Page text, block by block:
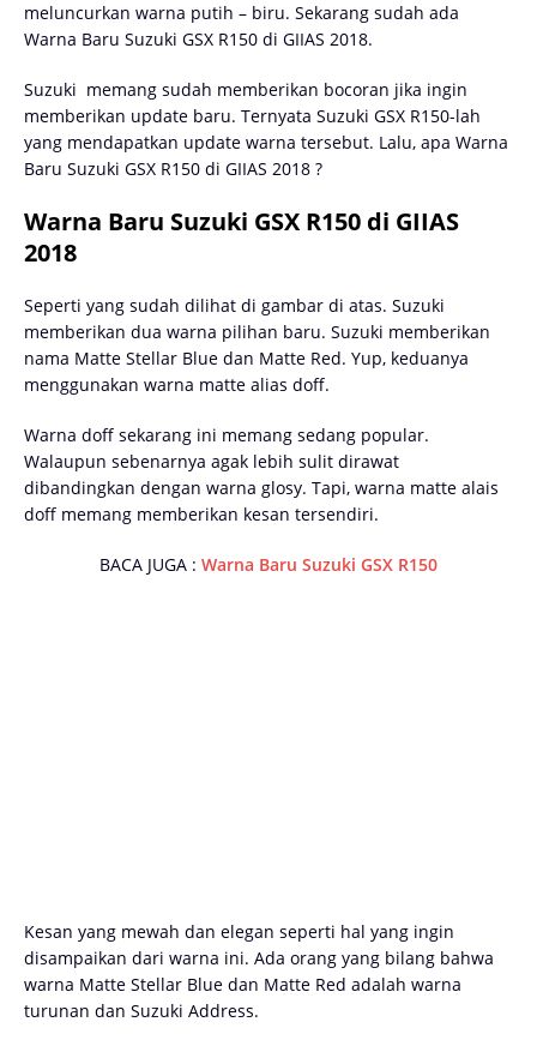
meluncurkan warna putih – biru. Sekarang sudah ada
Warna Baru Suzuki GSX R150 di GIIAS 2018.
Suzuki memang sudah memberikan bocoran jika ingin
memberikan update baru. Ternyata Suzuki GSX R150-lah
yang mendapatkan update warna tersebut. Lalu, apa Warna
Baru Suzuki GSX R150 di GIIAS 2018 ?
Warna Baru Suzuki GSX R150 di GIIAS
2018
Seperti yang sudah dilihat di gambar di atas. Suzuki
memberikan dua warna pilihan baru. Suzuki memberikan
nama Matte Stellar Blue dan Matte Red. Yup, keduanya
menggunakan warna matte alias doff.
Warna doff sekarang ini memang sedang popular.
Walaupun sebenarnya agak lebih sulit dirawat
dibandingkan dengan warna glosy. Tapi, warna matte alais
doff memang memberikan kesan tersendiri.
BACA JUGA : Warna Baru Suzuki GSX R150
Kesan yang mewah dan elegan seperti hal yang ingin
disampaikan dari warna ini. Ada orang yang bilang bahwa
warna Matte Stellar Blue dan Matte Red adalah warna
turunan dan Suzuki Address.